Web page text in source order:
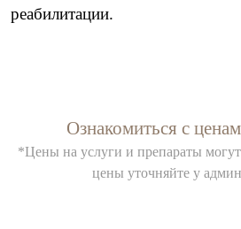
реабилитации.
Ознакомиться с
*Цены на услуги и препараты
цены уточняйте у